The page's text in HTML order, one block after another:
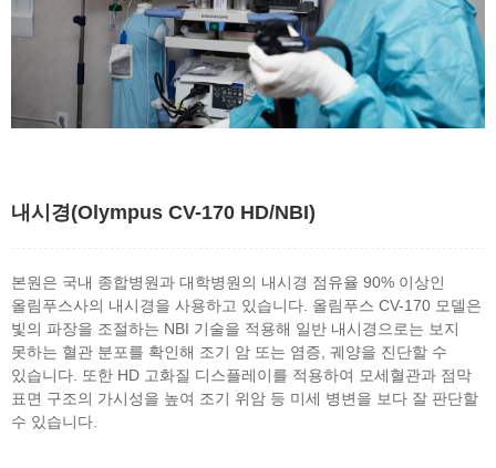
내시경(Olympus CV-170 HD/NBI)
본원은 국내 종합병원과 대학병원의 내시경 점유율 90% 이상인
올림푸스사의 내시경을 사용하고 있습니다. 올림푸스 CV-170 모델은
빛의 파장을 조절하는 NBI 기술을 적용해 일반 내시경으로는 보지
못하는 혈관 분포를 확인해 조기 암 또는 염증, 궤양을 진단할 수
있습니다. 또한 HD 고화질 디스플레이를 적용하여 모세혈관과 점막
표면 구조의 가시성을 높여 조기 위암 등 미세 병변을 보다 잘 판단할
수 있습니다.